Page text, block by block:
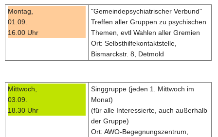
Montag,
01.09.
16.00 Uhr
"Gemeindepsychiatrischer Verbund"
Treffen aller Gruppen zu psychischen
Themen, evtl Wahlen aller Gremien
Ort: Selbsthilfekontaktstelle,
Bismarckstr. 8, Detmold
Mittwoch,
03.09.
18.30 Uhr
Singgruppe (jeden 1. Mittwoch im
Monat)
(für alle Interessierte, auch außerhalb
der Gruppe)
Ort: AWO-Begegnungszentrum,